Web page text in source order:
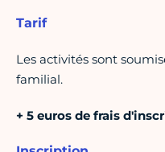
Tarif
Les activités sont
familial.
+ 5 euros de frais